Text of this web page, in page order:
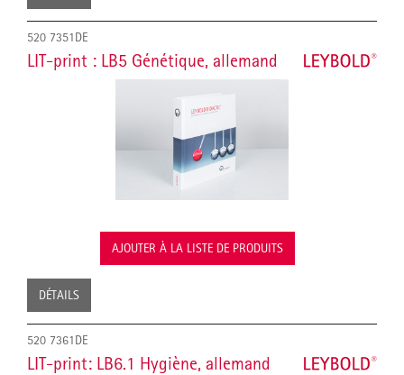
520 7351DE
LIT-print : LB5 Génétique, allemand
AJOUTER À LA LISTE DE PRODUITS
DÉTAILS
520 7361DE
LIT-print: LB6.1 Hygiène, allemand